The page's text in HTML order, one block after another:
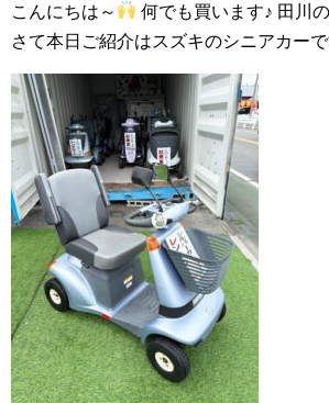
こんにちは～
何でも買います♪ 田川
さて本日ご紹介はスズキのシニアカー